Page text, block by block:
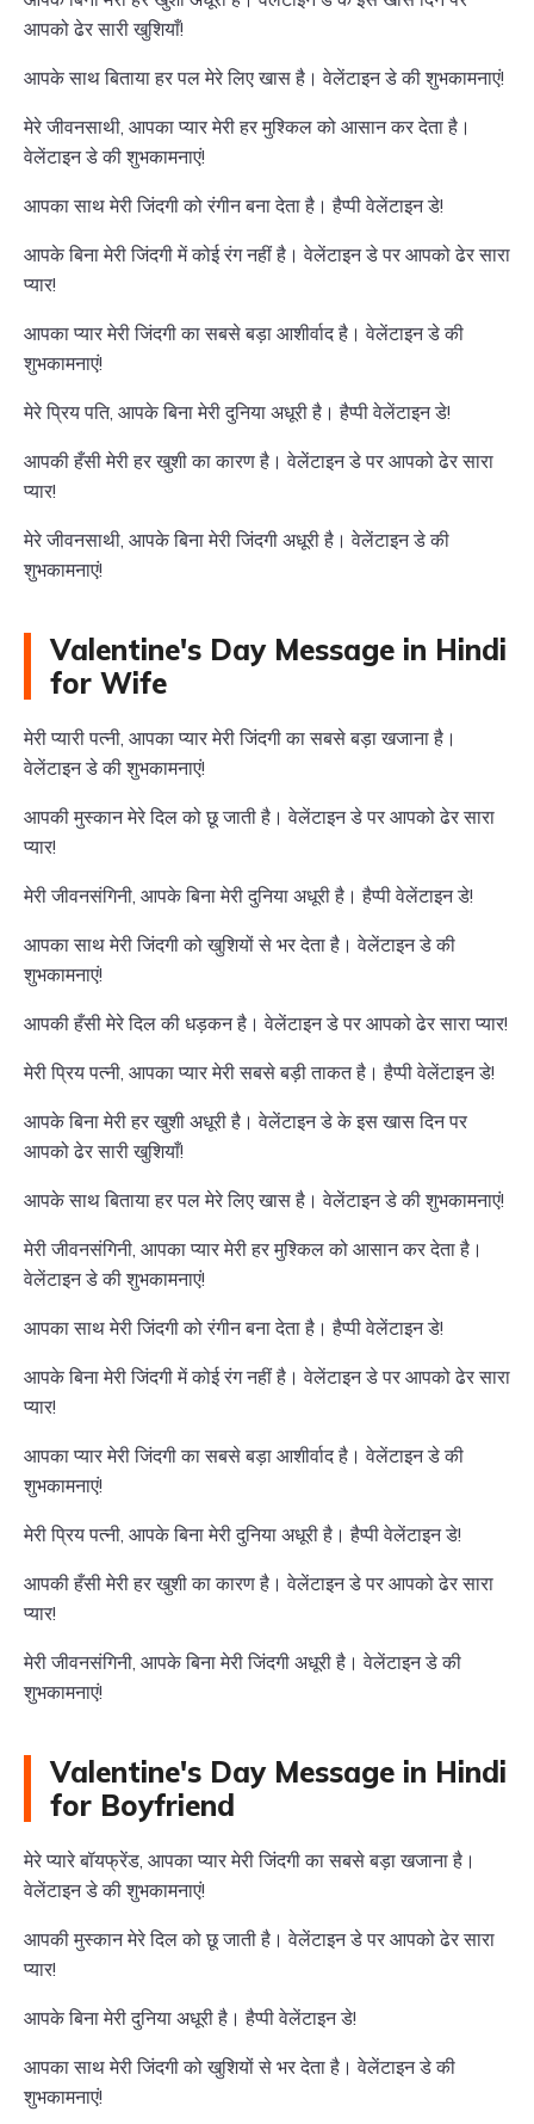
आपको ढेर सारी खुशियाँ!
आपके साथ बिताया हर पल मेरे लिए खास है। वेलेंटाइन डे की शुभकामनाएं!
मेरे जीवनसाथी, आपका प्यार मेरी हर मुश्किल को आसान कर देता है।
वेलेंटाइन डे की शुभकामनाएं!
आपका साथ मेरी जिंदगी को रंगीन बना देता है। हैप्पी वेलेंटाइन डे!
आपके बिना मेरी जिंदगी में कोई रंग नहीं है। वेलेंटाइन डे पर आपको ढेर सारा
प्यार!
आपका प्यार मेरी जिंदगी का सबसे बड़ा आशीर्वाद है। वेलेंटाइन डे की
शुभकामनाएं!
मेरे प्रिय पति, आपके बिना मेरी दुनिया अधूरी है। हैप्पी वेलेंटाइन डे!
आपकी हँसी मेरी हर खुशी का कारण है। वेलेंटाइन डे पर आपको ढेर सारा
प्यार!
मेरे जीवनसाथी, आपके बिना मेरी जिंदगी अधूरी है। वेलेंटाइन डे की
शुभकामनाएं!
Valentine's Day Message in Hindi
for Wife
मेरी प्यारी पत्नी, आपका प्यार मेरी जिंदगी का सबसे बड़ा खजाना है।
वेलेंटाइन डे की शुभकामनाएं!
आपकी मुस्कान मेरे दिल को छू जाती है। वेलेंटाइन डे पर आपको ढेर सारा
प्यार!
मेरी जीवनसंगिनी, आपके बिना मेरी दुनिया अधूरी है। हैप्पी वेलेंटाइन डे!
आपका साथ मेरी जिंदगी को खुशियों से भर देता है। वेलेंटाइन डे की
शुभकामनाएं!
आपकी हँसी मेरे दिल की धड़कन है। वेलेंटाइन डे पर आपको ढेर सारा प्यार!
मेरी प्रिय पत्नी, आपका प्यार मेरी सबसे बड़ी ताकत है। हैप्पी वेलेंटाइन डे!
आपके बिना मेरी हर खुशी अधूरी है। वेलेंटाइन डे के इस खास दिन पर
आपको ढेर सारी खुशियाँ!
आपके साथ बिताया हर पल मेरे लिए खास है। वेलेंटाइन डे की शुभकामनाएं!
मेरी जीवनसंगिनी, आपका प्यार मेरी हर मुश्किल को आसान कर देता है।
वेलेंटाइन डे की शुभकामनाएं!
आपका साथ मेरी जिंदगी को रंगीन बना देता है। हैप्पी वेलेंटाइन डे!
आपके बिना मेरी जिंदगी में कोई रंग नहीं है। वेलेंटाइन डे पर आपको ढेर सारा
प्यार!
आपका प्यार मेरी जिंदगी का सबसे बड़ा आशीर्वाद है। वेलेंटाइन डे की
शुभकामनाएं!
मेरी प्रिय पत्नी, आपके बिना मेरी दुनिया अधूरी है। हैप्पी वेलेंटाइन डे!
आपकी हँसी मेरी हर खुशी का कारण है। वेलेंटाइन डे पर आपको ढेर सारा
प्यार!
मेरी जीवनसंगिनी, आपके बिना मेरी जिंदगी अधूरी है। वेलेंटाइन डे की
शुभकामनाएं!
Valentine's Day Message in Hindi
for Boyfriend
मेरे प्यारे बॉयफ्रेंड, आपका प्यार मेरी जिंदगी का सबसे बड़ा खजाना है।
वेलेंटाइन डे की शुभकामनाएं!
आपकी मुस्कान मेरे दिल को छू जाती है। वेलेंटाइन डे पर आपको ढेर सारा
प्यार!
आपके बिना मेरी दुनिया अधूरी है। हैप्पी वेलेंटाइन डे!
आपका साथ मेरी जिंदगी को खुशियों से भर देता है। वेलेंटाइन डे की
शुभकामनाएं!